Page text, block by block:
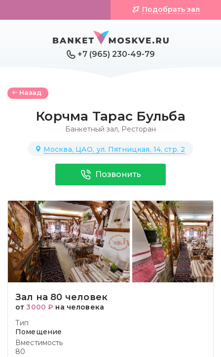
+7 (965) 230-49-79
Подобрать зал
Назад
Корчма Тарас Бульба
Банкетный зал, Ресторан
Москва, ЦАО, ул. Пятницкая, 14, стр. 2
Позвонить
Зал на 80 человек
от3000 ₽ на человека
Тип
Помещение
Вместимость
80